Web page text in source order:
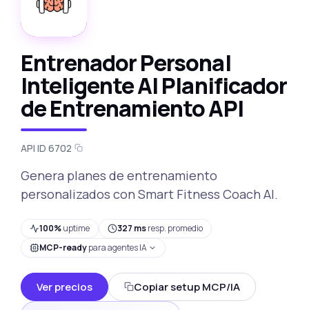
Entrenador Personal
Inteligente AI Planificador
de Entrenamiento API
API ID 6702
Genera planes de entrenamiento
personalizados con Smart Fitness Coach AI.
100%uptime 327 msresp. promedio
MCP-readypara agentes IA
Ver precios
Copiar setup MCP/IA